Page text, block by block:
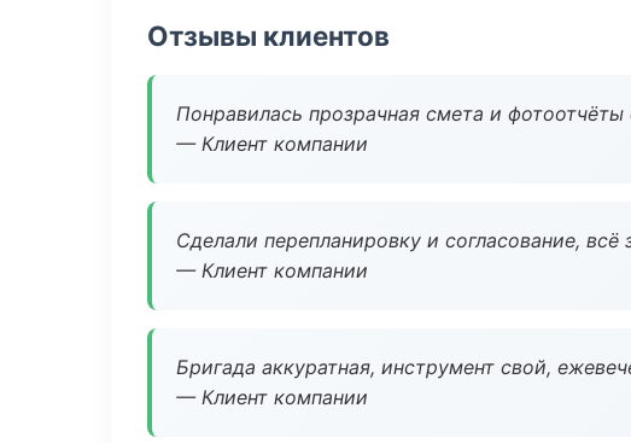
Отзывы клиентов
Понравилась прозрачная смета и
— Клиент компании
Сделали перепланировку и согласование, всё
— Клиент компании
Бригада аккуратная, инструмент свой,
— Клиент компании